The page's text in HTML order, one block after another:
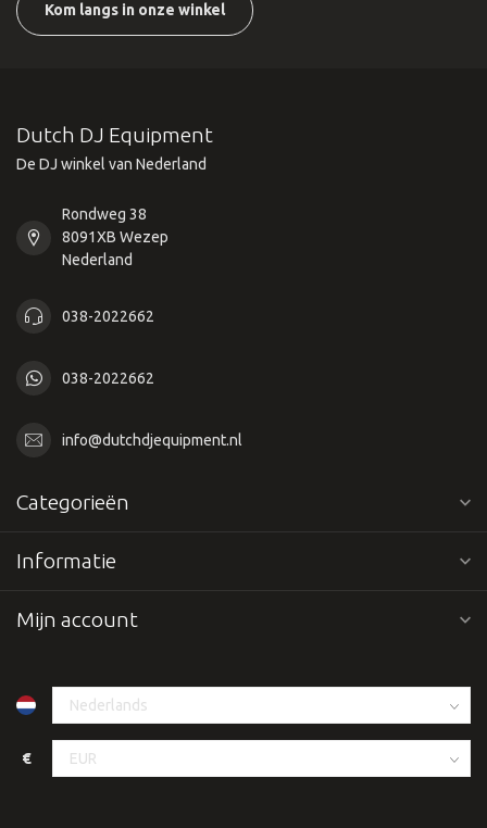
Kom langs in onze winkel
Dutch DJ Equipment
De DJ winkel van Nederland
Rondweg 38
8091XB Wezep
Nederland
038-2022662
038-2022662
info@dutchdjequipment.nl
Categorieën
Informatie
Mijn account
€